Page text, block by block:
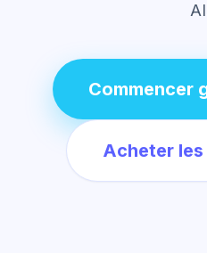
Commencer
Acheter